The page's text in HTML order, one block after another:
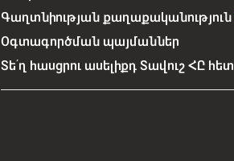
Գաղտնիության քաղաքականություն
Օգտագործման պայմաններ
Տե՛ղ հասցրու ասելիքդ Տավուշ ՀԸ հետ